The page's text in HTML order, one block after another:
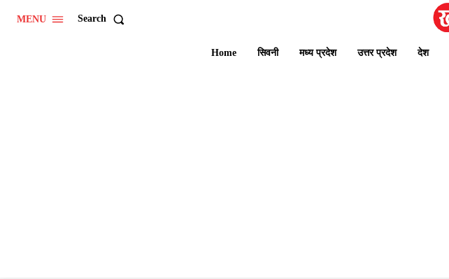
MENU Search
Home सिवनी मध्य प्रदेश उत्तर प्रदेश देश